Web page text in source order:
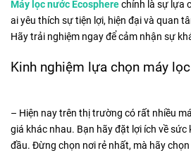
Máy lọc nước Ecospherechính là sự lựa
ai yêu thích sự tiện lợi, hiện đại và quan
Hãy trải nghiệm ngay để cảm nhận sự
Kinh nghiệm lựa chọn máy
– Hiện nay trên thị trường có rất nhiều
giá khác nhau. Bạn hãy đặt lợi ích về sức
đầu. Đừng chọn nơi rẻ nhất, mà hãy